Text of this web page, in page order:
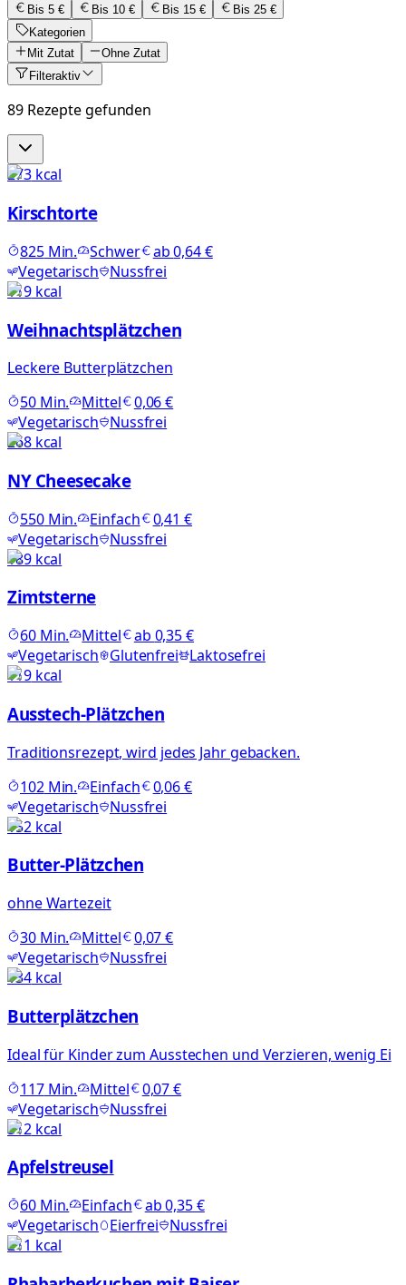
Bis 5 € Bis 10 € Bis 15 €
Bis 25 €
Kategorien
Mit Zutat
Ohne Zutat
Filteraktiv
89 Rezepte gefunden
273kcal
Kirschtorte
825Min. Schwer ab0,64 €
Vegetarisch
Nussfrei
119kcal
Weihnachtsplätzchen
Leckere Butterplätzchen
50Min. Mittel
0,06 €
Vegetarisch
Nussfrei
268kcal
NY Cheesecake
550Min. Einfach
0,41 €
Vegetarisch
Nussfrei
189kcal
Zimtsterne
60Min. Mittel ab 0,35 €
Vegetarisch
Glutenfrei
Laktosefrei
119kcal
Ausstech-Plätzchen
Traditionsrezept, wird jedes Jahr gebacken.
102Min. Einfach
0,06 €
Vegetarisch
Nussfrei
152kcal
Butter-Plätzchen
ohne Wartezeit
30Min. Mittel
0,07 €
Vegetarisch
Nussfrei
134kcal
Butterplätzchen
Ideal für Kinder zum Ausstechen und Verzieren, wenig Ei
117Min. Mittel
0,07 €
Vegetarisch
Nussfrei
512kcal
Apfelstreusel
60Min. Einfach ab0,35 €
Vegetarisch
Eierfrei
Nussfrei
211 kcal